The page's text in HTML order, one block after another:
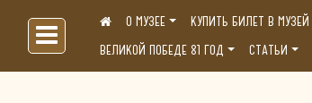
Больше, чем музей...О МУЗЕЕ КУПИТЬ БИЛЕТ В МУЗЕЙ
ВЕЛИКОЙ ПОБЕДЕ 81 ГОД
СТАТЬИ